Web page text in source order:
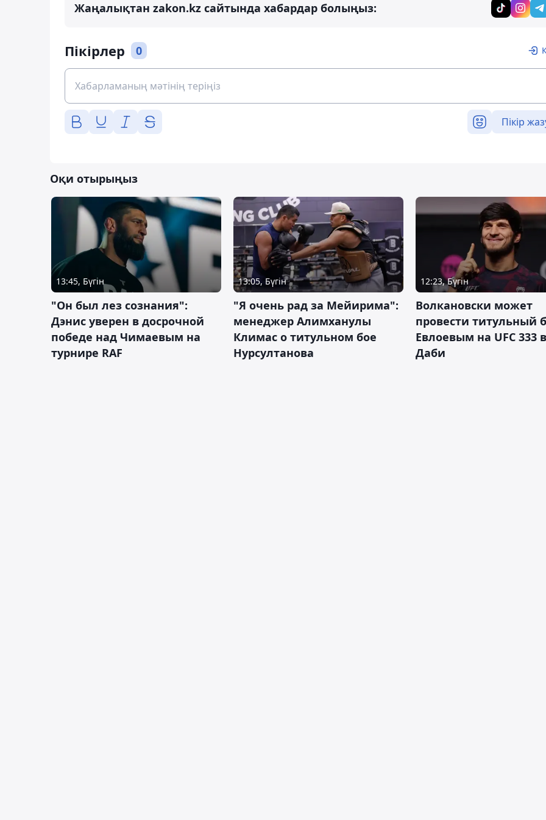
Жаңалықтан zakon.kz сайтында хабардар болыңыз:
Пікірлер 0
Пікір
Оқи отырыңыз
13:45, Бүгін
"Он был лез сознания":
Дэнис уверен в досрочной
победе над Чимаевым на
турнире RAF
13:05, Бүгін
"Я очень рад за Мейирима":
менеджер Алимханулы
Климас о титульном бое
Нурсултанова
12:23, Бүгін
Волкановски может
провести титульный
Евлоевым на UFC 333
Даби